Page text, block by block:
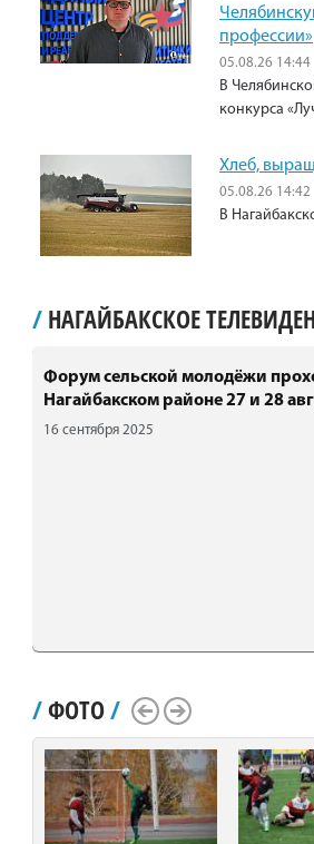
профессии»
05.08.26 14:44
В
конкурса
Хлеб,
05.08.26 14:42
В
/ НАГАЙБАКСКОЕ
Форум сельской молодёжи
Нагайбакском районе 27 и 28
16 сентября 2025
/ФОТО/
Scroll LeftScroll Right